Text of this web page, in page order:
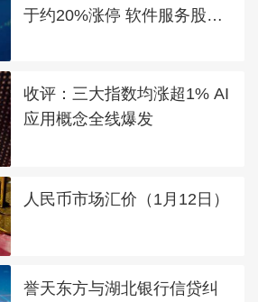
于约20%涨停 软件服务股领
收评：三大指数均涨超1% AI
应用概念全线爆发
人民币市场汇价（1月12日）
誉天东方与湖北银行信贷纠